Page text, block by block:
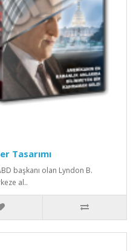
Tasarımı
başkanı olan Lyndon B.
al..